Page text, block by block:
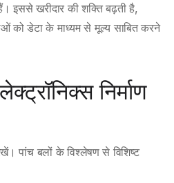
खरीदार की शक्ति बढ़ती है,
को डेटा के माध्यम से मूल्य साबित करने
निर्माण
पांच बलों के विश्लेषण से विशिष्ट